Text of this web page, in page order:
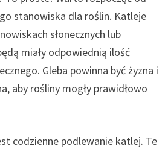
stanowiska dla roślin. Katleje
słonecznych lub
miały odpowiednią ilość
Gleba powinna być żyzna i
aby rośliny mogły prawidłowo
codzienne podlewanie katlej. Te